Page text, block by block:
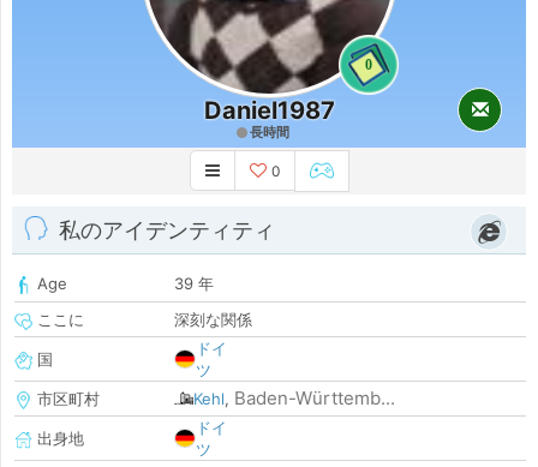
0
Daniel1987
長時間
0
私のアイデンティティ
Age
39 年
ここに
深刻な関係
国
ドイ
ツ
市区町村
Kehl, Baden-Württemb...
出身地
ドイ
ツ